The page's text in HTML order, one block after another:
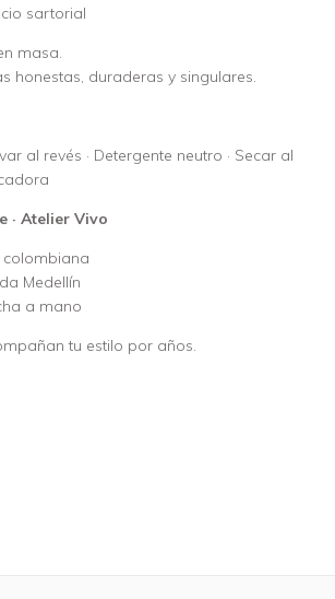
sartorial
masa.
honestas, duraderas y singulares.
al revés · Detergente neutro · Secar al
· Atelier Vivo
Medellín
a mano
tu estilo por años.